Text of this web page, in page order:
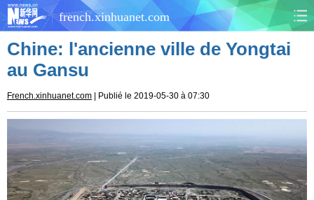
french.xinhuanet.com
CHINE MONDE
CULTURE SOCIÉTÉ
SANTÉ SPORTS
SCI&TECH PLANÈTE
Chine: l'ancienne ville de Yongtai
au Gansu
French.xinhuanet.com | Publié le 2019-05-30 à 07:30